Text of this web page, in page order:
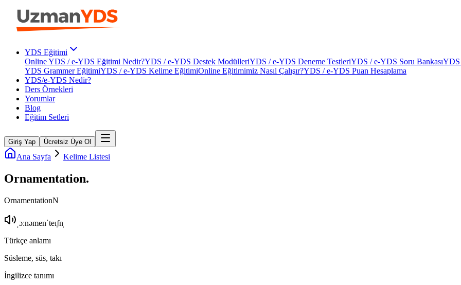
YDS Eğitimi
Online YDS / e-YDS Eğitimi Nedir?YDS / e-YDS Destek ModülleriYDS / e-YDS Deneme TestleriYDS / e-YDS Soru BankasıYDS
YDS Grammer EğitimiYDS / e-YDS Kelime EğitimiOnline Eğitimimiz Nasıl Çalışır?YDS / e-YDS Puan Hesaplama
YDS/e-YDS Nedir?
Ders Örnekleri
Yorumlar
Blog
Eğitim Setleri
Giriş Yap Ücretsiz Üye Ol
Ana Sayfa Kelime Listesi
Ornamentation.
OrnamentationN
ˌɔːnəmenˈteɪʃn̩
Türkçe anlamı
Süsleme, süs, takı
İngilizce tanımı